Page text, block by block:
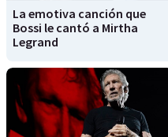
La emotiva canción que
Bossi le cantó a Mirtha
Legrand